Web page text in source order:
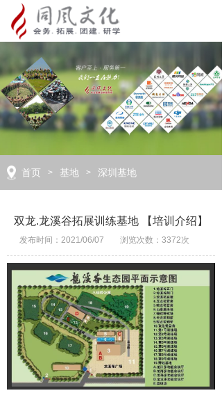
首页 > 基地 > 深圳基地
双龙.龙溪谷拓展训练基地 【培训介绍】
发布时间：2021/06/07 浏览次数：3372次